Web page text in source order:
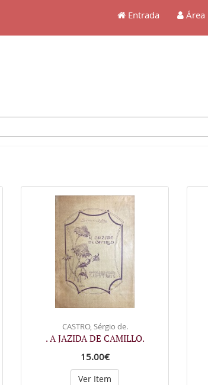
Entrada Área
CASTRO, Sérgio de.
. A JAZIDA DE CAMILLO.
15.00€
Ver Item